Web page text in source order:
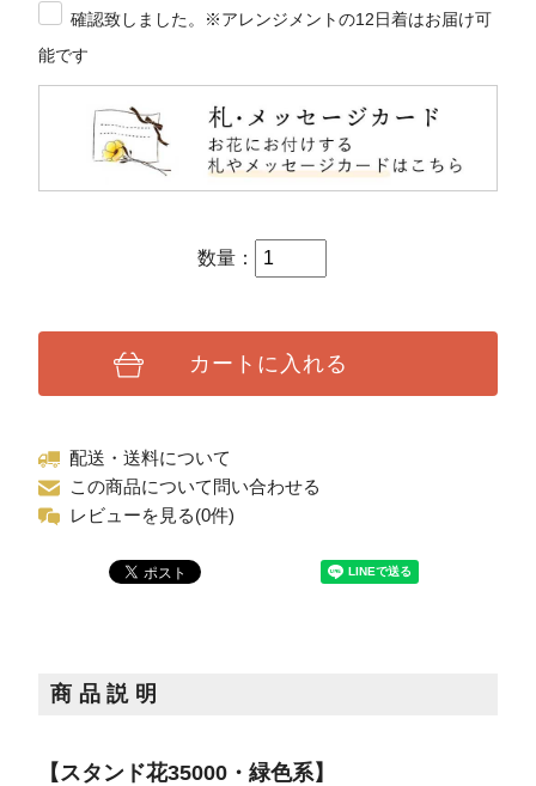
確認致しました。※アレンジメントの12日着はお届け可
能です
数量：
カートに入れる
配送・送料について
この商品について問い合わせる
レビューを見る(0件)
商品説明
【スタンド花35000・緑色系】